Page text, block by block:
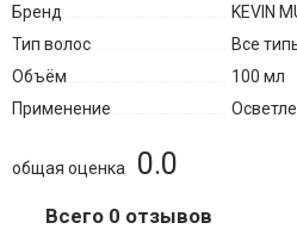
Бренд
KEVIN
Тип волос
Все
Объём
100 мл
Применение
0.0
общая оценка
Всего 0 отзывов